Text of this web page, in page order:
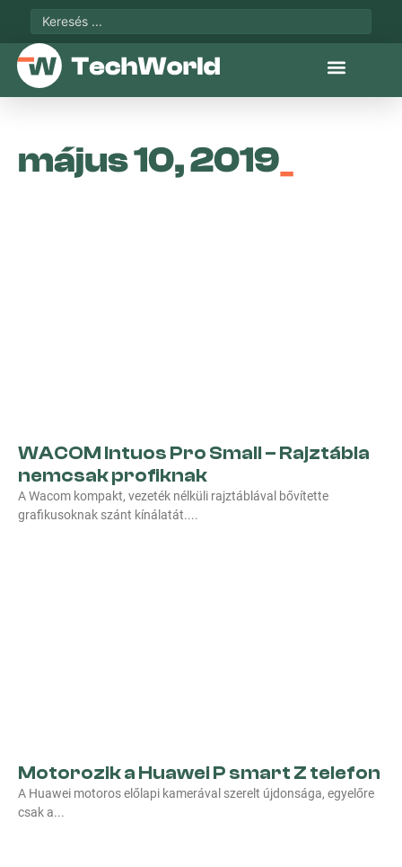
május 10, 2019
WACOM Intuos Pro Small – Rajztábla
nemcsak profiknak
A Wacom kompakt, vezeték nélküli rajztáblával bővítette
grafikusoknak szánt kínálatát.
Motorozik a Huawei P smart Z telefon
A Huawei motoros előlapi kamerával szerelt újdonsága, egyelőre
csak a